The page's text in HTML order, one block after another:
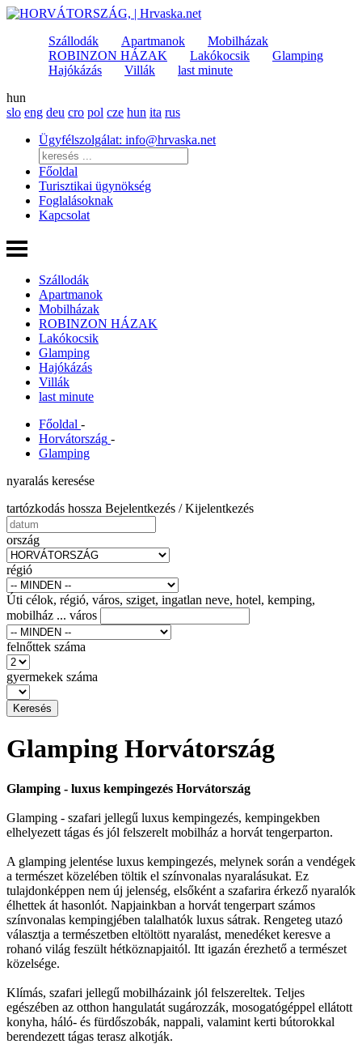
Szállodák Apartmanok
Mobilházak
ROBINZON HÁZAK
Lakókocsik
Glamping
Hajókázás
Villák
last minute
hun
slo eng deu cro pol cze hun ita rus
Ügyfélszolgálat: info@hrvaska.net
Főoldal
Turisztikai ügynökség
Foglalásoknak
Kapcsolat
Szállodák
Apartmanok
Mobilházak
ROBINZON HÁZAK
Lakókocsik
Glamping
Hajókázás
Villák
last minute
Főoldal -
Horvátország -
Glamping
nyaralás keresése
tartózkodás hossza Bejelentkezés / Kijelentkezés
ország
régió
Úti célok, régió, város, sziget, ingatlan neve, hotel, kemping,
mobilház ... város
felnőttek száma
gyermekek száma
Glamping Horvátország
Glamping - luxus kempingezés Horvátország
Glamping - szafari jellegű luxus kempingezés, kempingekben
elhelyezett tágas és jól felszerelt mobilház a horvát tengerparton.
A glamping jelentése luxus kempingezés, melynek során a vendégek
a természet közelében töltik el színvonalas nyaralásukat. Ez
tulajdonképpen nem új jelenség, elsőként a szafarira érkező nyaralók
élhettek át hasonlót. Napjainkban a horvát tengerpart számos
színvonalas kempingjében talalhatók luxus sátrak. Rengeteg utazó
választja a természetben eltöltött nyaralást, menedéket keresve a
rohanó világ feszült hétköznapjaitól. Itt igazán érezhető a természet
közelsége.
Klímás, szafari jellegű mobilházaink jól felszereltek. Teljes
egészében az otthon hangulatát sugározzák, mosogatógéppel ellátott
konyha, háló- és fürdőszobák, nappali, valamint kerti bútorokkal
berendezett tágas terasz alkotják.